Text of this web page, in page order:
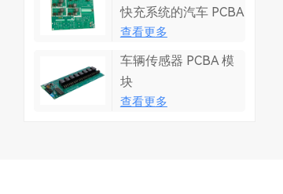
快充系统的汽车 PCBA
查看更多
车辆传感器 PCBA 模
块
查看更多